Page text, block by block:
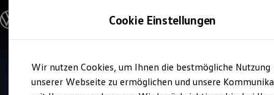
Hauptinhalt
springen
Footer
springen
Modelle & Konfigurator
Nutzfahrzeugkategorien entdecken
Modelle konfigurieren
Vorgängermodelle und Oldtimer
Vorgängermodelle
Oldtimer
Verkauf und Service
Autohaus Prüller e. K.
Cookie Einstellungen
Wir nutzen Cookies, um Ihnen die bestmögliche Nutzung
unserer Webseite zu ermöglichen und unsere